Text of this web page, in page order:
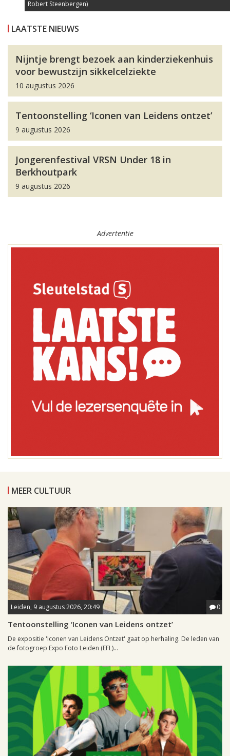
Hoofdtooi voor de Musical Josphine Baker. (Foto: Nikki Steenbergen)
Hoofdtooi voor de Musical Josphine Baker. (Foto: Nikki Steenbergen)
Robert Steenbergen)
LAATSTE NIEUWS
Nijntje brengt bezoek aan kinderziekenhuis
voor bewustzijn sikkelcelziekte
10 augustus 2026
Tentoonstelling ‘Iconen van Leidens ontzet’
9 augustus 2026
Jongerenfestival VRSN Under 18 in
Berkhoutpark
9 augustus 2026
Advertentie
MEER CULTUUR
Leiden, 9 augustus 2026, 20:49 0
Tentoonstelling ‘Iconen van Leidens ontzet’
De expositie 'Iconen van Leidens Ontzet' gaat op herhaling. De leden van
de fotogroep Expo Foto Leiden (EFL)...